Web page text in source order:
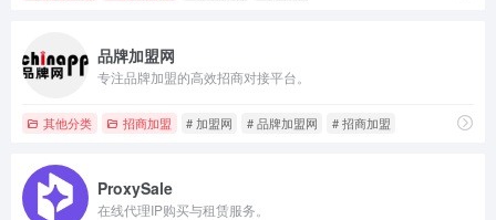
品牌加盟网
专注品牌加盟的高效招商对接平台。
其他分类 招商加盟 # 加盟网 # 品牌加盟网 # 招商加盟
ProxySale
在线代理IP购买与租赁服务。